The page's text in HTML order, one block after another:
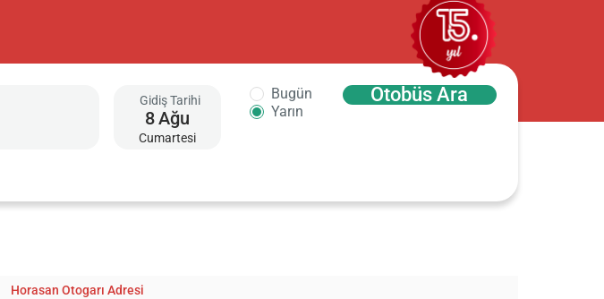
Gidiş Tarihi
8Ağu
Cumartesi
Bugün
Yarın
Otobüs Ara
Horasan Otogarı Adresi